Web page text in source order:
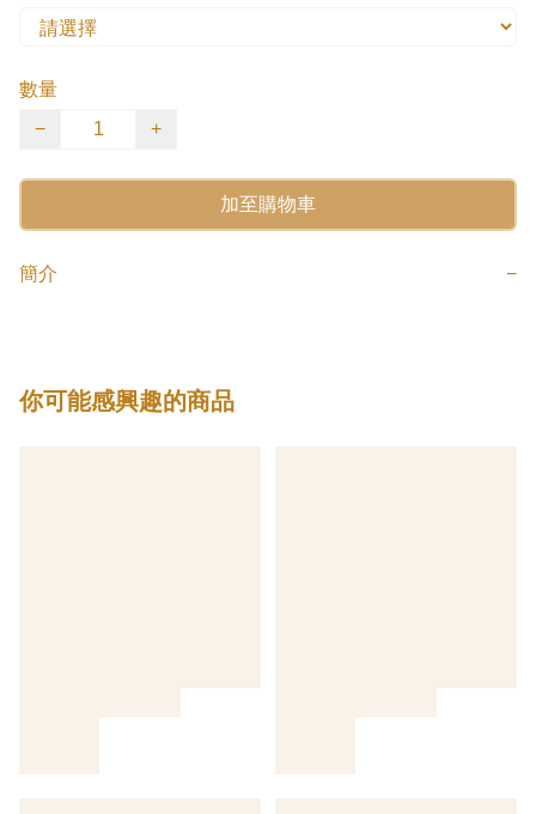
數量
−
+
加至購物車
簡介 −
你可能感興趣的商品